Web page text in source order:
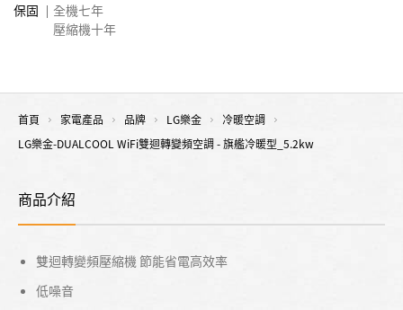
保固
全機七年
壓縮機十年
首頁 家電產品 品牌 LG樂金
冷暖空調
LG樂金-DUALCOOL WiFi雙迴轉變頻空調 - 旗艦冷暖型_5.2kw
商品介紹
雙迴轉變頻壓縮機 節能省電高效率
低噪音